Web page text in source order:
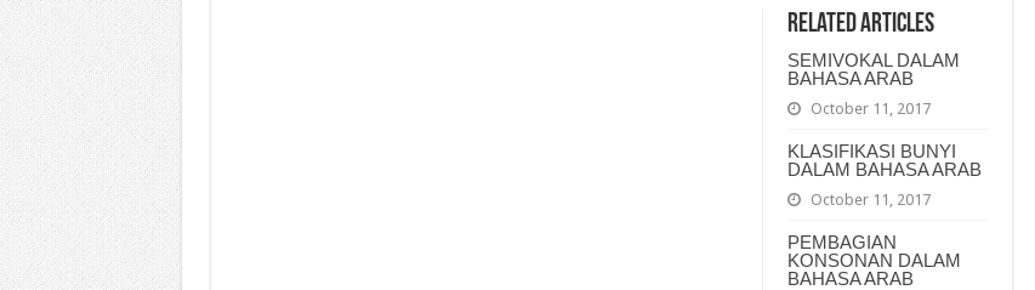
Related Articles
SEMIVOKAL DALAM
BAHASA ARAB
October 11, 2017
KLASIFIKASI BUNYI
DALAM BAHASA ARAB
October 11, 2017
PEMBAGIAN
KONSONAN DALAM
BAHASA ARAB